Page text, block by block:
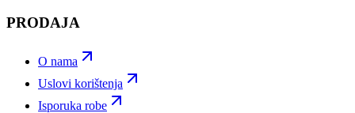
PRODAJA
O nama
Uslovi korištenja
Isporuka robe